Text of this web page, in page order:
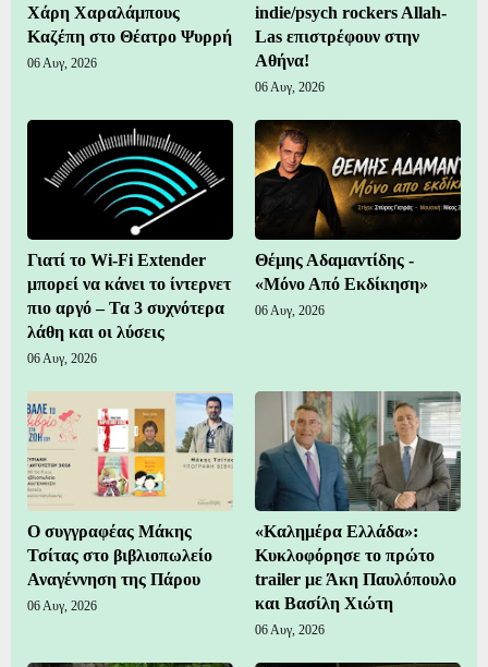
Χάρη Χαραλάμπους
Καζέπη στο Θέατρο Ψυρρή
06 Αυγ, 2026
indie/psych rockers Allah-
Las επιστρέφουν στην
Αθήνα!
06 Αυγ, 2026
Γιατί το Wi-Fi Extender
μπορεί να κάνει το ίντερνετ
πιο αργό – Τα 3 συχνότερα
λάθη και οι λύσεις
06 Αυγ, 2026
Θέμης Αδαμαντίδης -
«Μόνο Από Εκδίκηση»
06 Αυγ, 2026
Ο συγγραφέας Μάκης
Τσίτας στο βιβλιοπωλείο
Αναγέννηση της Πάρου
06 Αυγ, 2026
«Καλημέρα Ελλάδα»:
Κυκλοφόρησε το πρώτο
trailer με Άκη Παυλόπουλο
και Βασίλη Χιώτη
06 Αυγ, 2026